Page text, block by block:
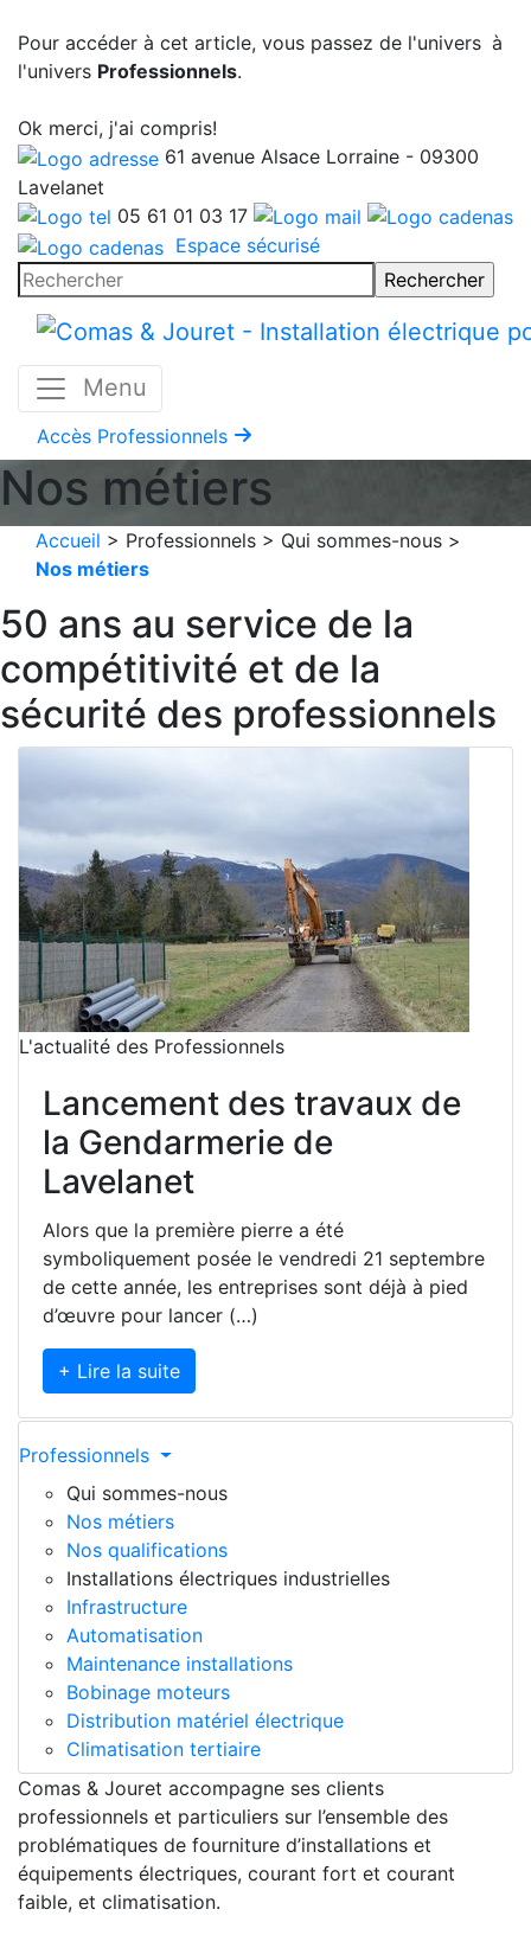
Pour accéder à cet article, vous passez de l'univers à
l'univers Professionnels.
Ok merci, j'ai compris!
61 avenue Alsace Lorraine - 09300
Lavelanet
05 61 01 03 17
Espace sécurisé
Menu
Accès Professionnels
Nos métiers
Accueil > Professionnels > Qui sommes-nous >
Nos métiers
50 ans au service de la
compétitivité et de la
sécurité des professionnels
L'actualité des Professionnels
Lancement des travaux de
la Gendarmerie de
Lavelanet
Alors que la première pierre a été
symboliquement posée le vendredi 21 septembre
de cette année, les entreprises sont déjà à pied
d’œuvre pour lancer (…)
+ Lire la suite
Professionnels
Qui sommes-nous
Nos métiers
Nos qualifications
Installations électriques industrielles
Infrastructure
Automatisation
Maintenance installations
Bobinage moteurs
Distribution matériel électrique
Climatisation tertiaire
Comas & Jouret accompagne ses clients
professionnels et particuliers sur l’ensemble des
problématiques de fourniture d’installations et
équipements électriques, courant fort et courant
faible, et climatisation.